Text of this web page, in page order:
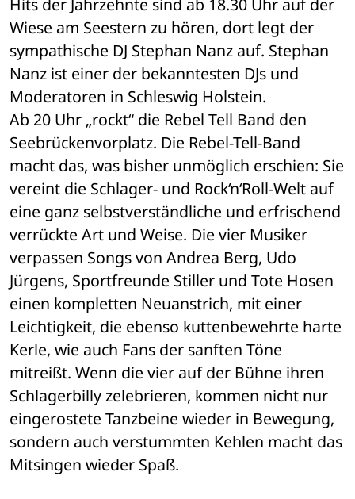
Hits der Jahrzehnte sind ab 18.30 Uhr auf der
Wiese am Seestern zu hören, dort legt der
sympathische DJ Stephan Nanz auf. Stephan
Nanz ist einer der bekanntesten DJs und
Moderatoren in Schleswig Holstein.
Ab 20 Uhr „rockt“ die Rebel Tell Band den
Seebrückenvorplatz. Die Rebel-Tell-Band
macht das, was bisher unmöglich erschien: Sie
vereint die Schlager- und Rock‘n‘Roll-Welt auf
eine ganz selbstverständliche und erfrischend
verrückte Art und Weise. Die vier Musiker
verpassen Songs von Andrea Berg, Udo
Jürgens, Sportfreunde Stiller und Tote Hosen
einen kompletten Neuanstrich, mit einer
Leichtigkeit, die ebenso kuttenbewehrte harte
Kerle, wie auch Fans der sanften Töne
mitreißt. Wenn die vier auf der Bühne ihren
Schlagerbilly zelebrieren, kommen nicht nur
eingerostete Tanzbeine wieder in Bewegung,
sondern auch verstummten Kehlen macht das
Mitsingen wieder Spaß.